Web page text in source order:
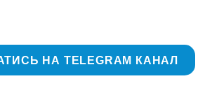
НА TELEGRAM КАНАЛ